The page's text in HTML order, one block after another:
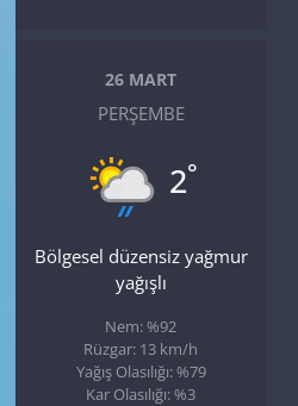
26 MART
PERŞEMBE
2°
Bölgesel düzensiz yağmur
yağışlı
Nem: %92
Rüzgar: 13 km/h
Yağış Olasılığı: %79
Kar Olasılığı: %3